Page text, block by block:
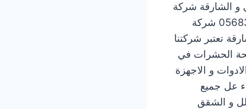
و الشارقة شركة
مكافحة الحشرات 0568368393 شركة
تعتبر شركتنا
الحشرات في
و الاجهزة
عل جميع
و الشقق